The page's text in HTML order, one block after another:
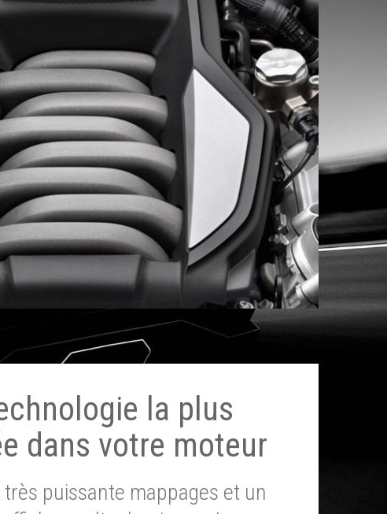
la plus
dans votre moteur
très puissante mappages et un